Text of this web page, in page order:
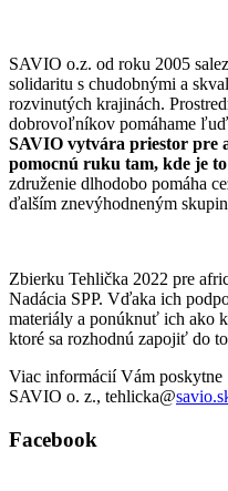
SAVIO o.z. od roku 2005
solidaritu s chudobnými a
rozvinutých krajinách.
dobrovoľníkov pomáhame
SAVIO vytvára priestor pre
pomocnú ruku tam, kde je
združenie dlhodobo pomáha
ďalším znevýhodneným
Zbierku Tehlička 2022 pre
Nadácia SPP. Vďaka ich
materiály a ponúknuť ich ako
ktoré sa rozhodnú zapojiť do
Viac informácií Vám poskytne
SAVIO o. z., tehlicka@
Facebook